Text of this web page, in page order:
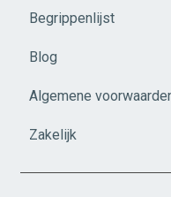
Begrippenlijst
Blog
Algemene
Zakelijk